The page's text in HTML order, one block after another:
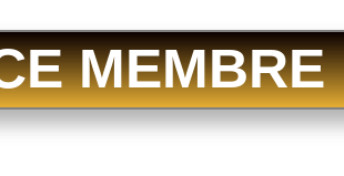
MEMBRE